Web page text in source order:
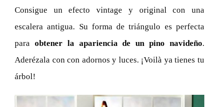
Consigue un efecto vintage y original con una
escalera antigua. Su forma de triángulo es perfecta
para obtener la apariencia de un pino navideño.
Aderézala con con adornos y luces. ¡Voilà ya tienes tu
árbol!